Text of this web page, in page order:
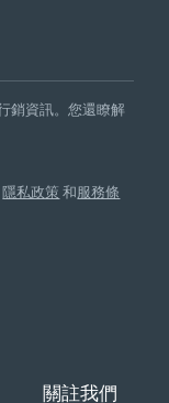
銷資訊。您還瞭解
隱私政策 和服務條
關註我們